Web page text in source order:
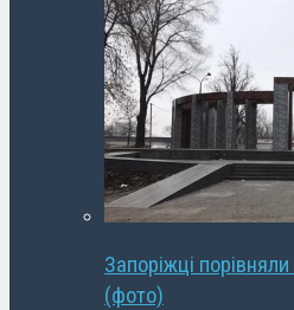
Запоріжці
(фото)